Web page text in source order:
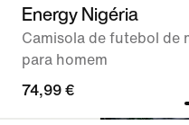
Energy Nigéria
Camisola de futebol de
para homem
74,99 €